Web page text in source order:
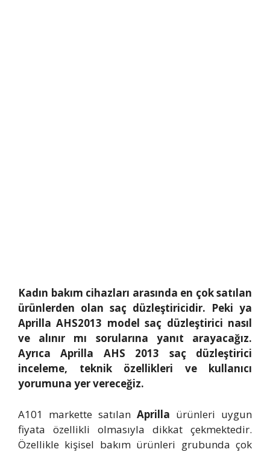
Kadın bakım cihazları arasında en çok satılan
ürünlerden olan saç düzleştiricidir. Peki ya
Aprilla AHS2013 model saç düzleştirici nasıl
ve alınır mı sorularına yanıt arayacağız.
Ayrıca Aprilla AHS 2013 saç düzleştirici
inceleme, teknik özellikleri ve kullanıcı
yorumuna yer vereceğiz.
A101 markette satılan Aprilla ürünleri uygun
fiyata özellikli olmasıyla dikkat çekmektedir.
Özellikle kişisel bakım ürünleri grubunda çok